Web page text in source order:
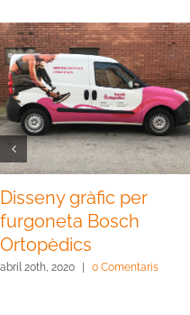
Disseny gràfic per
furgoneta Bosch
Ortopèdics
abril 20th, 2020 0 Comentaris